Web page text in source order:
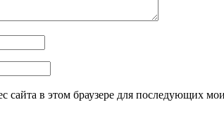
сайта в этом браузере для последующих